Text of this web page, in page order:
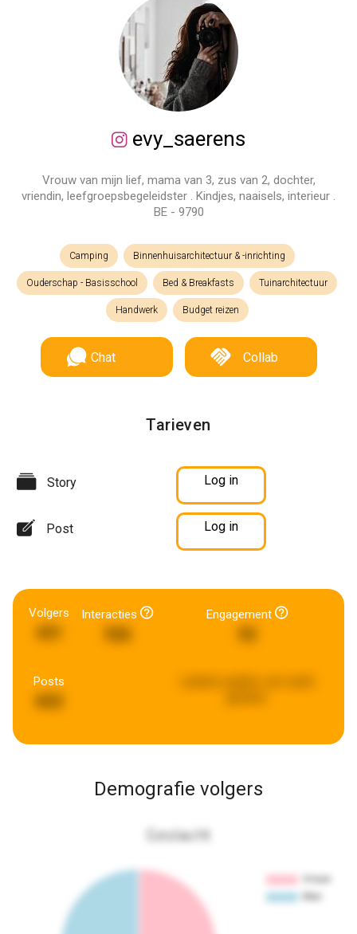
evy_saerens
Vrouw van mijn lief, mama van 3, zus van 2, dochter,
vriendin, leefgroepsbegeleidster . Kindjes, naaisels, interieur .
BE - 9790
Camping Binnenhuisarchitectuur & -inrichting
Ouderschap - Basisschool Bed & Breakfasts Tuinarchitectuur
Handwerk Budget reizen
Chat Collab
Tarieven
Story Log in
Post Log in
Volgers Interacties
926
Engagement
Posts
843
Demografie volgers
Geslacht